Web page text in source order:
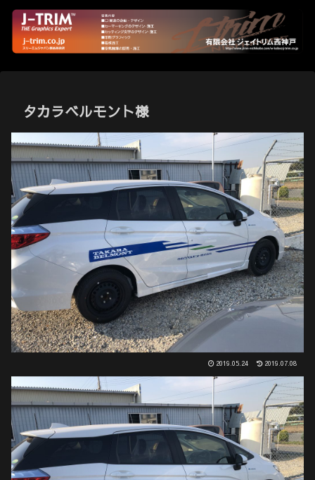
タカラベルモント様
2019.05.24 2019.07.08